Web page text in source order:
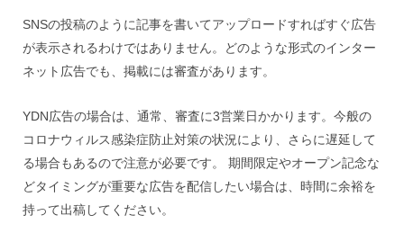
SNSの投稿のように記事を書いてアップロードすればすぐ広告
が表示されるわけではありません。どのような形式のインター
ネット広告でも、掲載には審査があります。
YDN広告の場合は、通常、審査に3営業日かかります。今般の
コロナウィルス感染症防止対策の状況により、さらに遅延して
る場合もあるので注意が必要です。 期間限定やオープン記念な
どタイミングが重要な広告を配信したい場合は、時間に余裕を
持って出稿してください。